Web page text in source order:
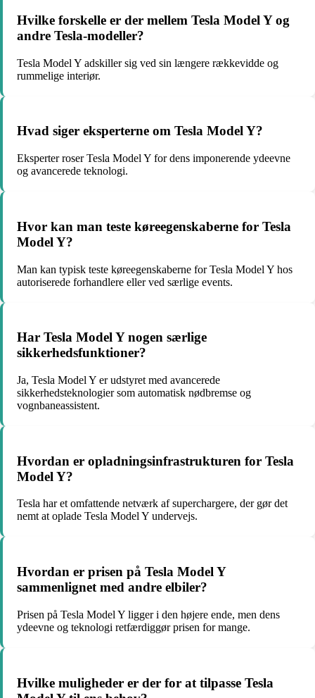
Hvilke forskelle er der mellem Tesla Model Y og
andre Tesla-modeller?
Tesla Model Y adskiller sig ved sin længere rækkevidde og
rummelige interiør.
Hvad siger eksperterne om Tesla Model Y?
Eksperter roser Tesla Model Y for dens imponerende ydeevne
og avancerede teknologi.
Hvor kan man teste køreegenskaberne for Tesla
Model Y?
Man kan typisk teste køreegenskaberne for Tesla Model Y hos
autoriserede forhandlere eller ved særlige events.
Har Tesla Model Y nogen særlige
sikkerhedsfunktioner?
Ja, Tesla Model Y er udstyret med avancerede
sikkerhedsteknologier som automatisk nødbremse og
vognbaneassistent.
Hvordan er opladningsinfrastrukturen for Tesla
Model Y?
Tesla har et omfattende netværk af superchargere, der gør det
nemt at oplade Tesla Model Y undervejs.
Hvordan er prisen på Tesla Model Y
sammenlignet med andre elbiler?
Prisen på Tesla Model Y ligger i den højere ende, men dens
ydeevne og teknologi retfærdiggør prisen for mange.
Hvilke muligheder er der for at tilpasse Tesla